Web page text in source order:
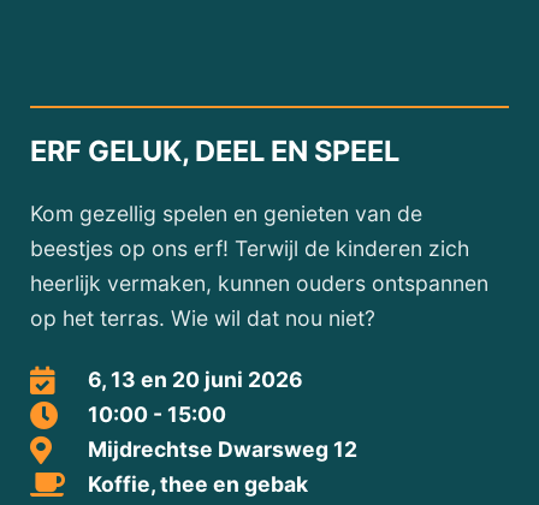
ERF GELUK, DEEL EN SPEEL
Kom gezellig spelen en genieten van de
beestjes op ons erf! Terwijl de kinderen zich
heerlijk vermaken, kunnen ouders ontspannen
op het terras. Wie wil dat nou niet?
6, 13 en 20 juni 2026
10:00 - 15:00
Mijdrechtse Dwarsweg 12
Koffie, thee en gebak